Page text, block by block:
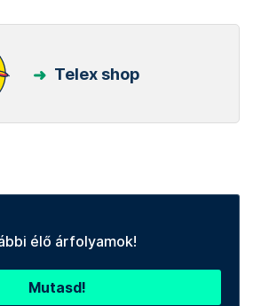
Telex shop
élő árfolyamok!
Mutasd!